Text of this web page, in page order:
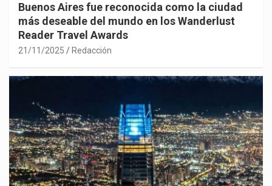
Buenos Aires fue reconocida como la ciudad
más deseable del mundo en los Wanderlust
Reader Travel Awards
21/11/2025 Redacción